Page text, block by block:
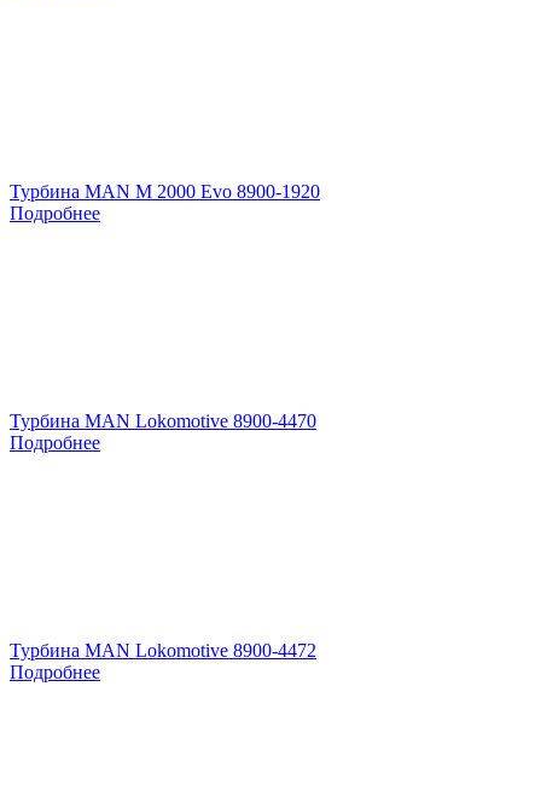
Турбина MAN M 2000 Evo 8900-1920
Подробнее
Турбина MAN Lokomotive 8900-4470
Подробнее
Турбина MAN Lokomotive 8900-4472
Подробнее